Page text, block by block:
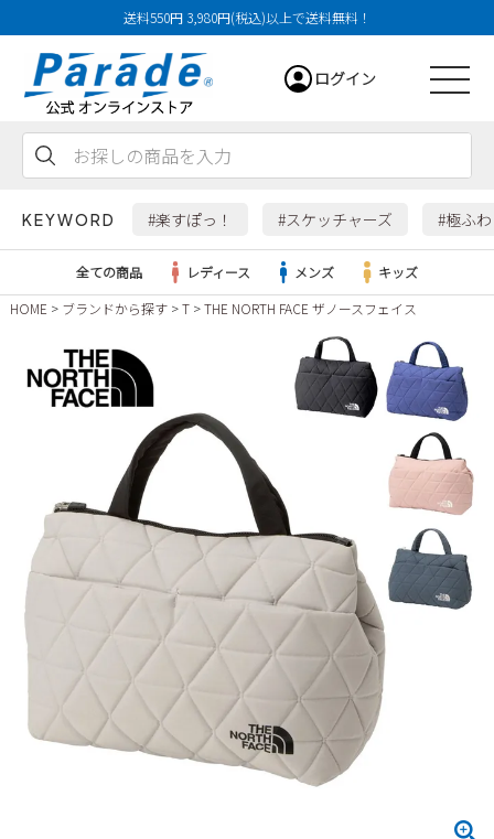
送料550円 3,980円(税込)以上で送料無料！
ログイン
KEYWORD #楽すぽっ！ #スケッチャーズ #極ふ
レディース
すべての商品
サンダル
レインシューズ
スニーカー
ローファー
すべての商品
サンダル
レインシューズ
スニーカー
ビジネス・ドレスシューズ
キッズ
すべての商品
サンダル
レインシューズ
NEW
すべての商品
レディース新入荷
SALE
すべての商品
バッグ
全ての商品 レディース メンズ
キッズ
HOME
ブランドから探す T THE NORTH FACE ザノースフェイス